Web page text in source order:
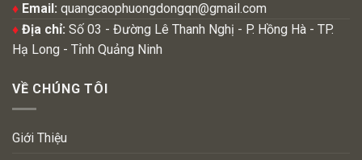
♦ Email: quangcaophuongdongqn@gmail.com
♦ Địa chỉ: Số 03 - Đường Lê Thanh Nghị - P. Hồng Hà - TP.
Hạ Long - Tỉnh Quảng Ninh
VỀ CHÚNG TÔI
Giới Thiệu